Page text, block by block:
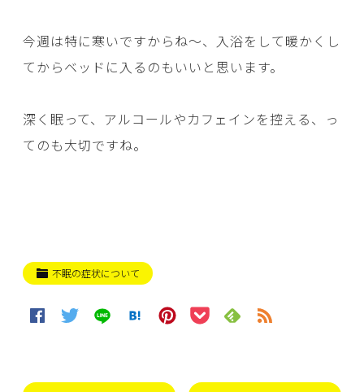
今週は特に寒いですからね～、入浴をして暖かくし
てからベッドに入るのもいいと思います。
深く眠って、アルコールやカフェインを控える、っ
てのも大切ですね。
不眠の症状について